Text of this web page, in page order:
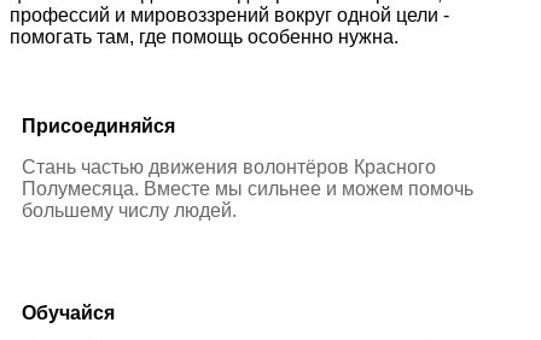
профессий и мировоззрений вокруг одной цели -
помогать там, где помощь особенно нужна.
Присоединяйся
Cтань частью движения волонтёров Красного
Полумесяца. Вместе мы сильнее и можем помочь
большему числу людей.
Обучайся